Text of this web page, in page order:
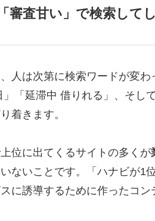
審査甘い」で検索して
人は次第に検索ワードが変
「延滞中 借りれる」、そし
着きます。
位に出てくるサイトの多くが
ないことです。「ハナビが1
に誘導するために作ったコ